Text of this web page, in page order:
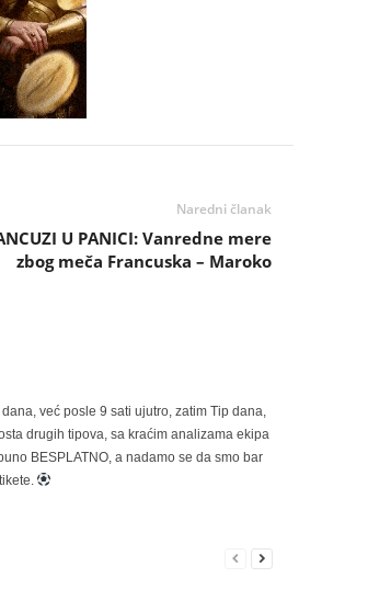
Naredni članak
U PANICI: Vanredne mere
zbog meča Francuska – Maroko
već posle 9 sati ujutro, zatim Tip dana,
drugih tipova, sa kraćim analizama ekipa
BESPLATNO, a nadamo se da smo bar